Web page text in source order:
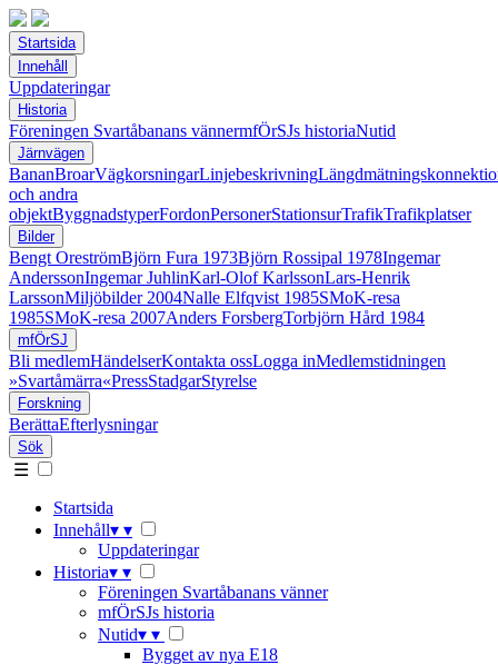
Startsida
Innehåll
Uppdateringar
Historia
Föreningen Svartåbanans vännermfÖrSJs historiaNutid
Järnvägen
BananBroarVägkorsningarLinjebeskrivning
och andra
objektByggnadstyperFordonPersonerStationsurTrafikTrafikplatser
Bilder
Bengt OreströmBjörn Fura 1973Björn Rossipal 1978Ingemar
AnderssonIngemar JuhlinKarl-Olof KarlssonLars-Henrik
LarssonMiljöbilder 2004Nalle Elfqvist 1985SMoK-resa
1985SMoK-resa 2007Anders ForsbergTorbjörn Hård 1984
mfÖrSJ
Bli medlemHändelserKontakta ossLogga inMedlemstidningen
»Svartåmärra«PressStadgarStyrelse
Forskning
BerättaEfterlysningar
Sök
☰
Startsida
Innehåll▾ ▾
Uppdateringar
Historia▾ ▾
Föreningen Svartåbanans vänner
mfÖrSJs historia
Nutid▾ ▾
Bygget av nya E18